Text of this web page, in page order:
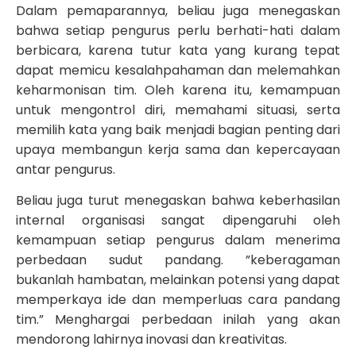
Dalam pemaparannya, beliau juga menegaskan
bahwa setiap pengurus perlu berhati-hati dalam
berbicara, karena tutur kata yang kurang tepat
dapat memicu kesalahpahaman dan melemahkan
keharmonisan tim. Oleh karena itu, kemampuan
untuk mengontrol diri, memahami situasi, serta
memilih kata yang baik menjadi bagian penting dari
upaya membangun kerja sama dan kepercayaan
antar pengurus.
Beliau juga turut menegaskan bahwa keberhasilan
internal organisasi sangat dipengaruhi oleh
kemampuan setiap pengurus dalam menerima
perbedaan sudut pandang. ”keberagaman
bukanlah hambatan, melainkan potensi yang dapat
memperkaya ide dan memperluas cara pandang
tim.” Menghargai perbedaan inilah yang akan
mendorong lahirnya inovasi dan kreativitas.